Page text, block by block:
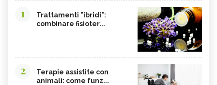
1
Trattamenti "ibridi":
combinare fisioter...
2
Terapie assistite con
animali: come funz...